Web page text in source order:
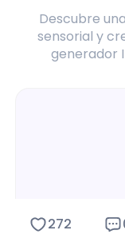
Descubre
sensorial y
generador
272